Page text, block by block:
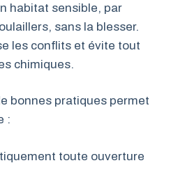
habitat sensible, par
sans la blesser.
les conflits et évite tout
chimiques.
bonnes pratiques permet
:
toute ouverture